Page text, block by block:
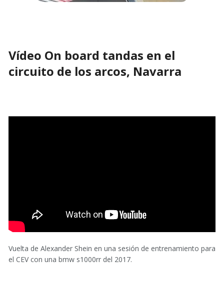
Vídeo On board tandas en el
circuito de los arcos, Navarra
Vuelta de Alexander Shein en una sesión de entrenamiento para
el CEV con una bmw s1000rr del 2017.